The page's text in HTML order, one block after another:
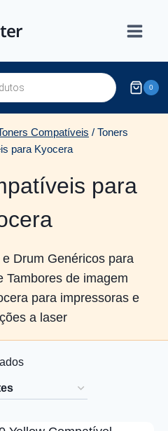
0
Compatíveis / Toners
para Kyocera
para
Drum Genéricos para
Tambores de imagem
para impressoras e
a laser
Ordenado
mais
recentes